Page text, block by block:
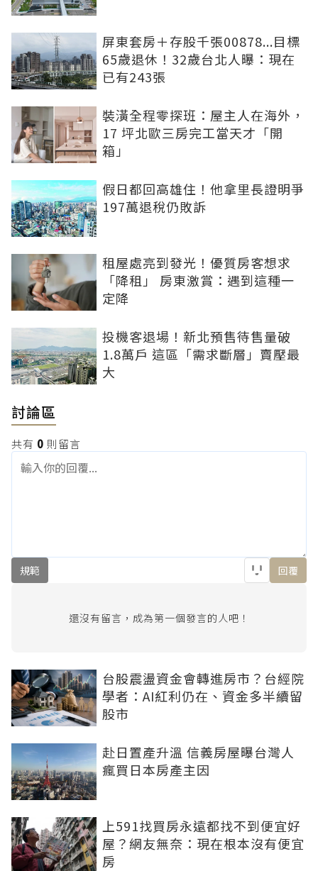
屏東套房＋存股千張00878...目標
65歲退休！32歲台北人曝：現在
已有243張
裝潢全程零探班：屋主人在海外，
17 坪北歐三房完工當天才「開
箱」
假日都回高雄住！他拿里長證明爭
197萬退稅仍敗訴
租屋處亮到發光！優質房客想求
「降租」 房東激賞：遇到這種一
定降
投機客退場！新北預售待售量破
1.8萬戶 這區「需求斷層」賣壓最
大
討論區
共有 0 則留言
規範 回覆
還沒有留言，成為第一個發言的人吧！
台股震盪資金會轉進房市？台經院
學者：AI紅利仍在、資金多半續留
股市
赴日置產升溫 信義房屋曝台灣人
瘋買日本房產主因
上591找買房永遠都找不到便宜好
屋？網友無奈：現在根本沒有便宜
房